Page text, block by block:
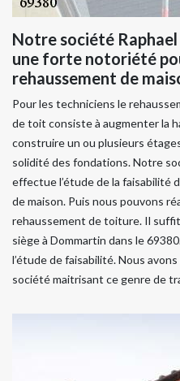
Notre société
une forte notoriété
rehaussement de
Pour les techniciens le
de toit consiste à augmenter la
construire un ou plusieurs
solidité des fondations. Notre
effectue l’étude de la faisabilité
de maison. Puis nous pouvons
rehaussement de toiture. Il
siège à Dommartin dans le
l’étude de faisabilité. Nous
société maitrisant ce genre de